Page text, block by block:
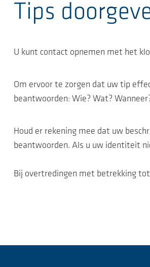
Tips
U kunt contact opnemen met het
Om ervoor te zorgen dat uw tip
beantwoorden: Wie? Wat?
Houd er rekening mee dat uw
beantwoorden. Als u uw identiteit
Bij overtredingen met betrekking